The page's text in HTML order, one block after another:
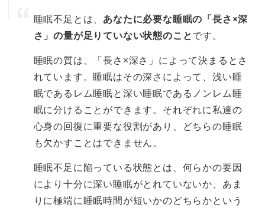
睡眠不足とは、 あなたに必要な睡眠の「長さ×深
さ」の量が足りていない状態のことです。
睡眠の質は、「長さ×深さ」によって決まるとさ
れています。睡眠はその深さによって、浅い睡
眠であるレム睡眠と深い睡眠であるノンレム睡
眠に分けることができます。それぞれに私達の
心身の回復に重要な役割があり、どちらの睡眠
も欠かすことはできません。
睡眠不足に陥っている状態とは、何らかの要因
により十分に深い睡眠がとれていないか、あま
りに極端に睡眠時間が短いかのどちらかという